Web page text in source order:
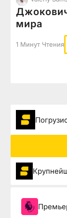
мира
1 Минут Чтения